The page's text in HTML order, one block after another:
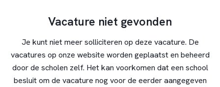
Vacature niet gevonden
Je kunt niet meer solliciteren op deze vacature. De
vacatures op onze website worden geplaatst en beheerd
door de scholen zelf. Het kan voorkomen dat een school
besluit om de vacature nog voor de eerder aangegeven